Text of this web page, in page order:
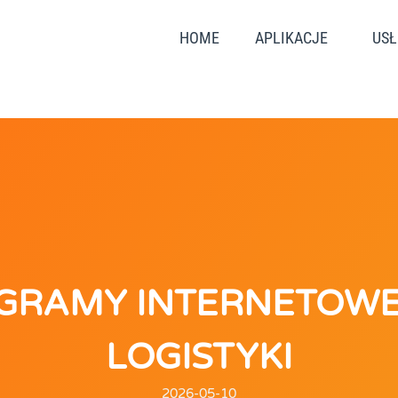
HOME APLIKACJE
LOGISTYKI
2026-05-10